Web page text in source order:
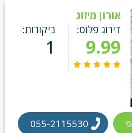
אורון מיזוג
דירוג פלוס:
9.99
ביקורות:
1
055-2115530